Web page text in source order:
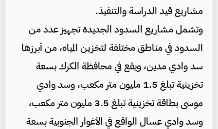
مشاريع قيد الدراسة والتنفيذ.
وتشمل مشاريع السدود الجديدة تجهيز عدد من
السدود في مناطق مختلفة لتخزين المياه، من أبرزها
سد وادي مدين، ويقع في محافظة الكرك بسعة
تخزينية تبلغ 1.5 مليون متر مكعب، وسد وادي
موسى بطاقة تخزينية تبلغ 3.5 مليون متر مكعب،
وسد وادي عسال الواقع في الأغوار الجنوبية بسعة